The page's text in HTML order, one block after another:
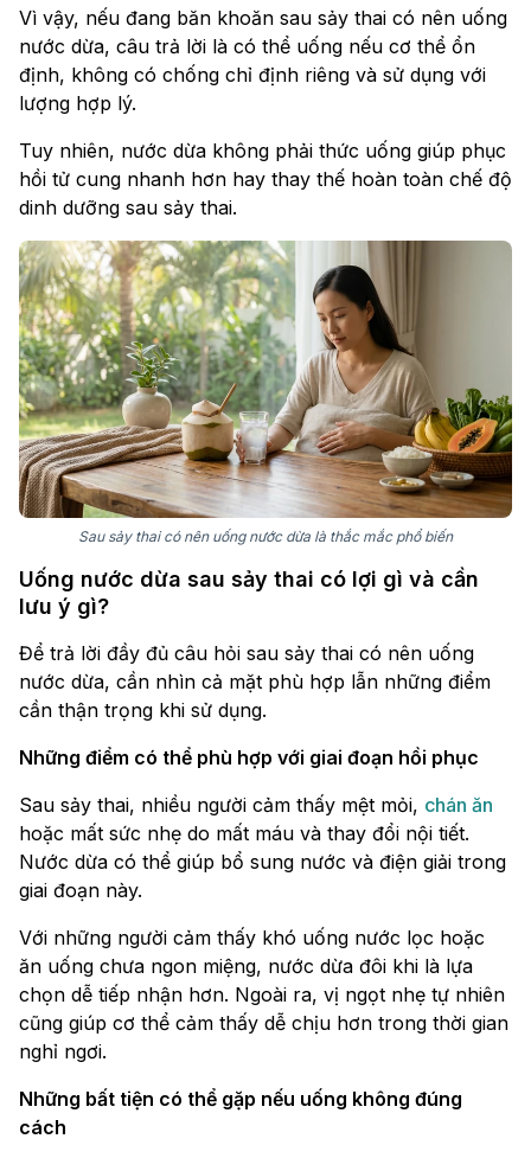
Vì vậy, nếu đang băn khoăn sau sảy thai có nên uống
nước dừa, câu trả lời là có thể uống nếu cơ thể ổn
định, không có chống chỉ định riêng và sử dụng với
lượng hợp lý.
Tuy nhiên, nước dừa không phải thức uống giúp phục
hồi tử cung nhanh hơn hay thay thế hoàn toàn chế độ
dinh dưỡng sau sảy thai.
Sau sảy thai có nên uống nước dừa là thắc mắc phổ biến
Uống nước dừa sau sảy thai có lợi gì và cần
lưu ý gì?
Để trả lời đầy đủ câu hỏi sau sảy thai có nên uống
nước dừa, cần nhìn cả mặt phù hợp lẫn những điểm
cần thận trọng khi sử dụng.
Những điểm có thể phù hợp với giai đoạn hồi phục
Sau sảy thai, nhiều người cảm thấy mệt mỏi, chán ăn
hoặc mất sức nhẹ do mất máu và thay đổi nội tiết.
Nước dừa có thể giúp bổ sung nước và điện giải trong
giai đoạn này.
Với những người cảm thấy khó uống nước lọc hoặc
ăn uống chưa ngon miệng, nước dừa đôi khi là lựa
chọn dễ tiếp nhận hơn. Ngoài ra, vị ngọt nhẹ tự nhiên
cũng giúp cơ thể cảm thấy dễ chịu hơn trong thời gian
nghỉ ngơi.
Những bất tiện có thể gặp nếu uống không đúng
cách